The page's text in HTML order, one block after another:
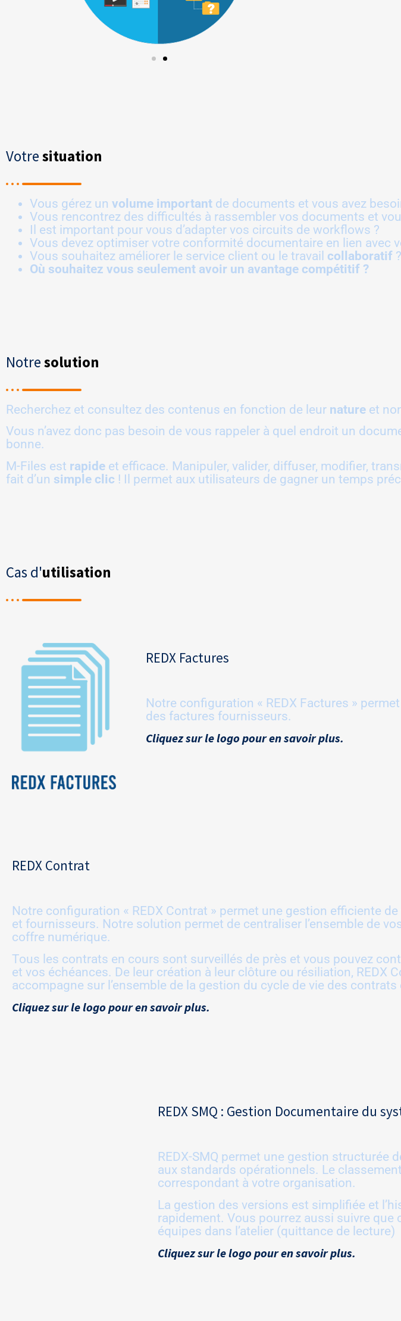
Votresituation
Vous gérez un volume important de documents et vous avez
Vous rencontrez des difficultés à rassembler vos documents et
Il est important pour vous d’adapter vos circuits de workflows ?
Vous devez optimiser votre conformité documentaire en lien avec
Vous souhaitez améliorer le service client ou le travail collaboratif ?
Où souhaitez vous seulement avoir un avantage compétitif ?
Notresolution
Recherchez et consultez des contenus en fonction de leur nature et
Vous n’avez donc pas besoin de vous rappeler à quel endroit un
bonne.
M-Files est rapide et efficace. Manipuler, valider, diffuser, modifier,
fait d’un simple clic ! Il permet aux utilisateurs de gagner un temps
Cas d'utilisation
REDX Factures
Notre configuration « REDX Factures »
des factures fournisseurs.
Cliquez sur le logo pour en savoir plus.
REDX Contrat
Notre configuration « REDX Contrat » permet une gestion efficiente
et fournisseurs. Notre solution permet de centraliser l’ensemble de
coffre numérique.
Tous les contrats en cours sont surveillés de près et vous pouvez
et vos échéances. De leur création à leur clôture ou résiliation, REDX
accompagne sur l’ensemble de la gestion du cycle de vie des contrats
Cliquez sur le logo pour en savoir plus.
REDX SMQ : Gestion Documentaire du
REDX-SMQ permet une gestion structurée
aux standards opérationnels. Le
correspondant à votre organisation.
La gestion des versions est simplifiée et
rapidement. Vous pourrez aussi suivre
équipes dans l’atelier (quittance de lecture)
Cliquez sur le logo pour en savoir plus.